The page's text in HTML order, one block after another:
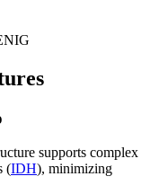
supports complex
(IDH), minimizing